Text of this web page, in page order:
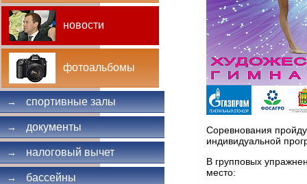
новости
фотоальбомы
→ спортивные залы
→ документы
→ налоговый вычет
→ бассейны
Соревнования
индивидуальной
В групповых
место: